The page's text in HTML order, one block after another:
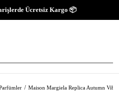
Ücretsiz Kargo 📦
Maison Margiela Replica Autumn Vibes